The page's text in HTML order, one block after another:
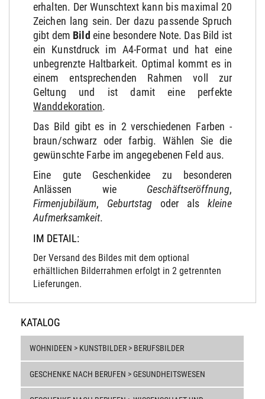
erhalten. Der Wunschtext kann bis maximal 20
Zeichen lang sein. Der dazu passende Spruch
gibt dem Bild eine besondere Note. Das Bild ist
ein Kunstdruck im A4-Format und hat eine
unbegrenzte Haltbarkeit. Optimal kommt es in
einem entsprechenden Rahmen voll zur
Geltung und ist damit eine perfekte
Wanddekoration.
Das Bild gibt es in 2 verschiedenen Farben -
braun/schwarz oder farbig. Wählen Sie die
gewünschte Farbe im angegebenen Feld aus.
Eine gute Geschenkidee zu besonderen
Anlässen wie Geschäftseröffnung,
Firmenjubiläum, Geburtstag oder als kleine
Aufmerksamkeit.
IM DETAIL:
Der Versand des Bildes mit dem optional
erhältlichen Bilderrahmen erfolgt in 2 getrennten
Lieferungen.
KATALOG
WOHNIDEEN > KUNSTBILDER > BERUFSBILDER
GESCHENKE NACH BERUFEN > GESUNDHEITSWESEN